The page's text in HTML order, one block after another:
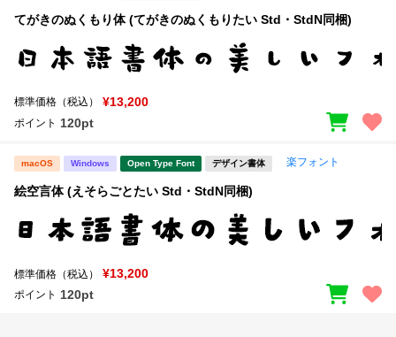
てがきのぬくもり体 (てがきのぬくもりたい Std・StdN同梱)
標準価格（税込） ¥13,200
ポイント 120pt
macOS Windows Open Type Font デザイン書体 楽フォント
絵空言体 (えそらごとたい Std・StdN同梱)
標準価格（税込） ¥13,200
ポイント 120pt